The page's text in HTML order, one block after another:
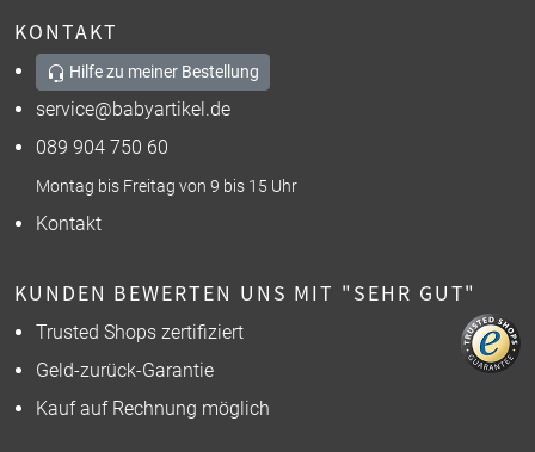
KONTAKT
Hilfe zu meiner Bestellung
service@babyartikel.de
089 904 750 60
Montag bis Freitag von 9 bis 15 Uhr
Kontakt
KUNDEN BEWERTEN UNS MIT "SEHR GUT"
Trusted Shops zertifiziert
Geld-zurück-Garantie
Kauf auf Rechnung möglich